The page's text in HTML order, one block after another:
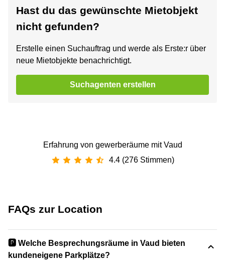
Hast du das gewünschte Mietobjekt
nicht gefunden?
Erstelle einen Suchauftrag und werde als Erste:r über
neue Mietobjekte benachrichtigt.
Suchagenten erstellen
Erfahrung von gewerberäume mit Vaud
4.4 (276 Stimmen)
FAQs zur Location
🅿️ Welche Besprechungsräume in Vaud bieten
kundeneigene Parkplätze?